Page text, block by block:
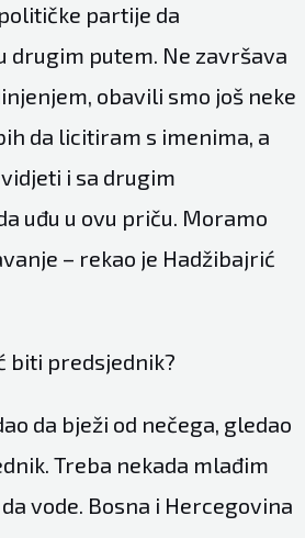
partije da
drugim putem. Ne završava
obavili smo još neke
da licitiram s imenima, a
i sa drugim
uđu u ovu priču. Moramo
– rekao je Hadžibajrić
biti predsjednik?
da bježi od nečega, gledao
Treba nekada mlađim
vode. Bosna i Hercegovina